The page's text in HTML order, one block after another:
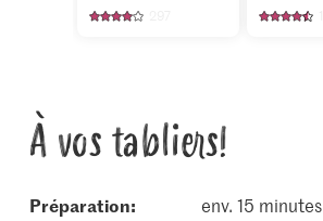
À vos tabliers!
Préparation:
env. 15 minutes